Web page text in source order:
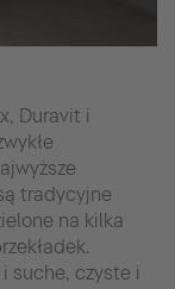
Duravit i
tradycyjne
na kilka
suche, czyste i